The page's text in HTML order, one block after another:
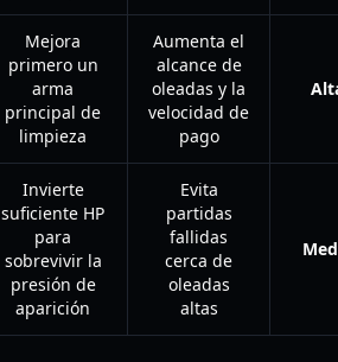
Mejora
primero un
arma
principal de
limpieza
Aumenta el
alcance de
oleadas y la
velocidad de
pago
Invierte
suficiente HP
para
sobrevivir la
presión de
aparición
Evita
partidas
fallidas
cerca de
oleadas
altas